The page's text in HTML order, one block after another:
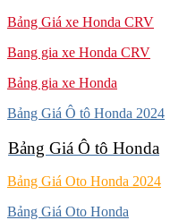
Bảng Giá xe Honda CRV
Bang gia xe Honda CRV
Bảng gia xe Honda
Bảng Giá Ô tô Honda 2024
Bảng Giá Ô tô Honda
Bảng Giá Oto Honda 2024
Bảng Giá Oto Honda